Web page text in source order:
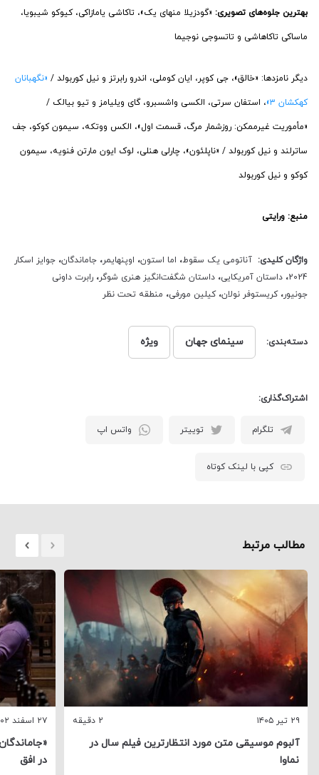
بهترین جلوه‌های تصویری: «گودزیلا منهای یک»، تاکاشی یامازاکی، کیوکو شیبویا،
ماساکی تاکاهاشی و تاتسوجی نوجیما
دیگر نامزدها: «خالق»، جی کوپر، ایان کوملی، اندرو رابرتز و نیل کوربولد / «نگهبانان
کهکشان ۳» ، استفان سرتی، الکسی واشسبرو، گای ویلیامز و تیو بیالک /
«مأموریت غیرممکن: روزشمار مرگ، قسمت اول»، الکس ووتکه، سیمون کوکو، جف
ساترلند و نیل کوربولد / «ناپلئون»، چارلی هنلی، لوک ایون مارتن فنویه، سیمون
کوکو و نیل کوربولد
منبع: ورایتی
واژگان کلیدی: آناتومی یک سقوط، اما استون، اوپنهایمر، جاماندگان، جوایز اسکار
2024، داستان آمریکایی، داستان شگفت‌انگیز هنری شوگر، رابرت داونی
جونیور، کریستوفر نولان، کیلین مورفی، منطقه تحت نظر
دسته‌بندی: سینمای جهان ویژه
اشتراک‌گذاری:
تلگرام توییتر واتس اپ
کپی با لینک کوتاه
مطالب مرتبط
۲۹ تیر ۱۴۰۵ 2 دقیقه
آلبوم موسیقی متن مورد انتظارترین فیلم سال در
نماوا
۲۷ اسفند ۱۴۰۲
در افق